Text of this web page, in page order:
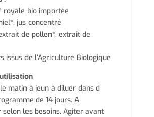
royale bio importée
jus concentré
de pollen*, extrait de
issus de l’Agriculture Biologique
matin à jeun à diluer dans d
de 14 jours. A
les besoins. Agiter avant